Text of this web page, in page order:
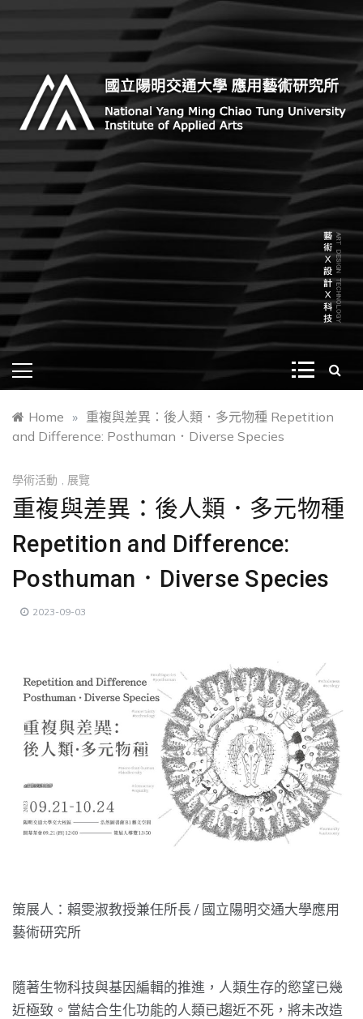
國立陽明交通大學 應用藝術研
究所
Institute of Applied Arts, National Yang Ming Chiao
Home » 重複與差異：後人類．多元物種 Repetition
and Difference: Posthuman．Diverse Species
學術活動 , 展覽
重複與差異：後人類．多元物種
Repetition and Difference:
Posthuman．Diverse Species
2023-09-03
策展人：賴雯淑教授兼任所長 / 國立陽明交通大學應用
藝術研究所
隨著生物科技與基因編輯的推進，人類生存的慾望已幾
近極致。當結合生化功能的人類已趨近不死，將未改造